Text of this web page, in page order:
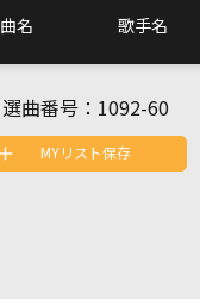
曲名 歌手名
選曲番号： 1092-60
MYリスト保存